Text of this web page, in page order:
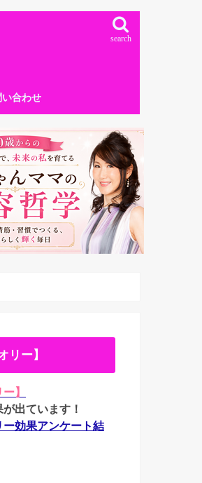
search
い合わせ
リー】
】
出ています！
ー効果アンケート結